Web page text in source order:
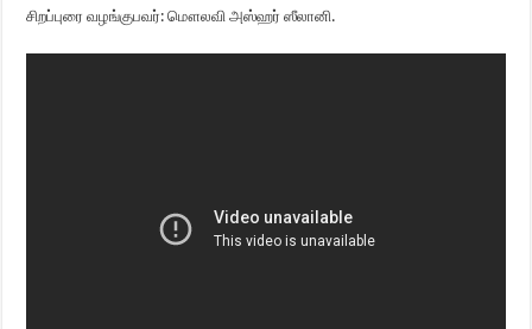
சிறப்புரை வழங்குபவர்: மௌலவி அஸ்ஹர் ஸீலானி.